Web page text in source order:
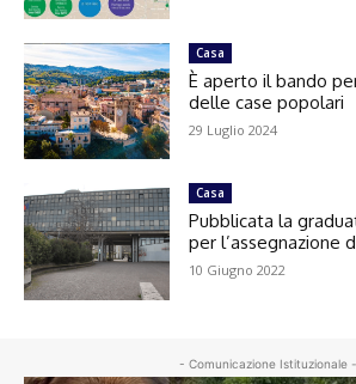
Casa
È aperto il bando
delle case popolari
29 Luglio 2024
Casa
Pubblicata la
per l’assegnazione
10 Giugno 2022
- Comunicazione Istituzionale -